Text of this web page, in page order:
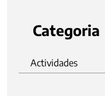
Categoria
Actividades